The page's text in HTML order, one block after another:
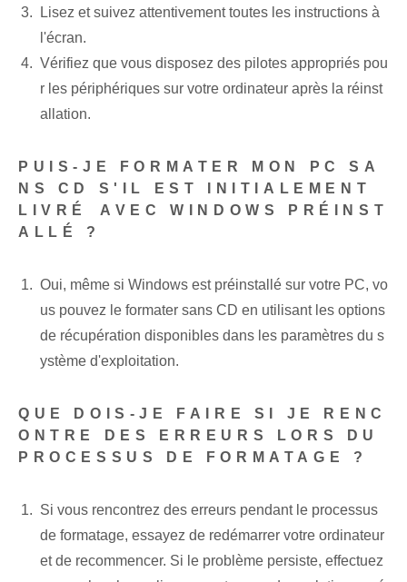
Lisez ⁤et suivez attentivement⁢ toutes les instructions à
l'écran.
Vérifiez que vous disposez des pilotes appropriés pou
r les périphériques sur votre ordinateur après la réinst
allation.
PUIS-JE FORMATER MON PC SA
NS CD S'IL EST INITIALEMENT
LIVRÉ⁢ AVEC WINDOWS PRÉINST
ALLÉ ?
Oui, même si Windows est préinstallé sur votre PC, vo
us pouvez le formater sans CD en utilisant les options
de récupération disponibles dans les paramètres du s
ystème d'exploitation.
QUE DOIS-JE FAIRE SI JE RENC
ONTRE DES ERREURS LORS DU
PROCESSUS DE FORMATAGE ?
Si vous rencontrez des erreurs pendant le processus
de formatage, essayez de redémarrer votre ordinateur
et de recommencer. Si le problème persiste, effectuez